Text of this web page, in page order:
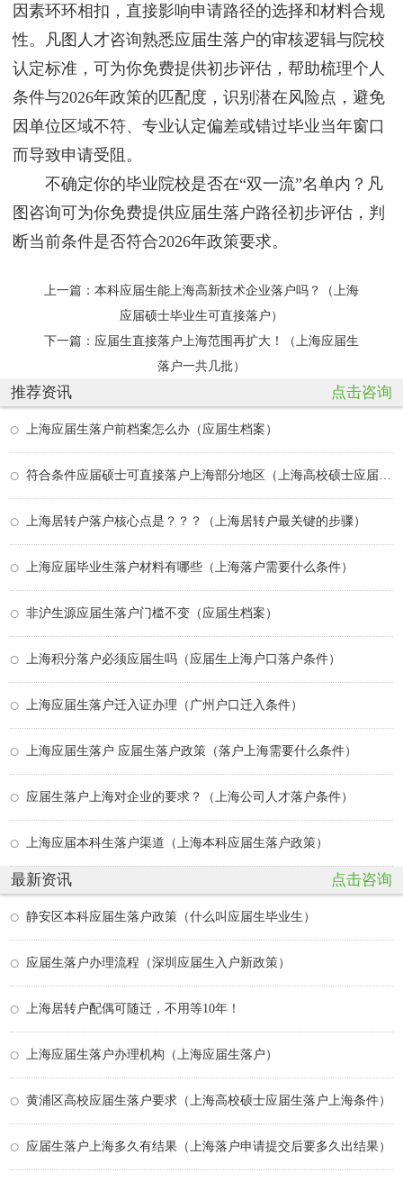
因素环环相扣，直接影响申请路径的选择和材料合规
性。凡图人才咨询熟悉应届生落户的审核逻辑与院校
认定标准，可为你免费提供初步评估，帮助梳理个人
条件与2026年政策的匹配度，识别潜在风险点，避免
因单位区域不符、专业认定偏差或错过毕业当年窗口
而导致申请受阻。
不确定你的毕业院校是否在“双一流”名单内？凡
图咨询可为你免费提供应届生落户路径初步评估，判
断当前条件是否符合2026年政策要求。
上一篇： 本科应届生能上海高新技术企业落户吗？（上海
应届硕士毕业生可直接落户）
下一篇： 应届生直接落户上海范围再扩大！（上海应届生
落户一共几批）
推荐资讯 点击咨询
上海应届生落户前档案怎么办（应届生档案）
上海居转户落户核心点是？？？（上海居转户最关键的步骤）
上海应届毕业生落户材料有哪些（上海落户需要什么条件）
非沪生源应届生落户门槛不变（应届生档案）
上海积分落户必须应届生吗（应届生上海户口落户条件）
上海应届生落户迁入证办理（广州户口迁入条件）
上海应届生落户 应届生落户政策（落户上海需要什么条件）
应届生落户上海对企业的要求？（上海公司人才落户条件）
上海应届本科生落户渠道（上海本科应届生落户政策）
最新资讯 点击咨询
静安区本科应届生落户政策（什么叫应届生毕业生）
应届生落户办理流程（深圳应届生入户新政策）
上海居转户配偶可随迁，不用等10年！
上海应届生落户办理机构（上海应届生落户）
黄浦区高校应届生落户要求（上海高校硕士应届生落户上海条件）
应届生落户上海多久有结果（上海落户申请提交后要多久出结果）